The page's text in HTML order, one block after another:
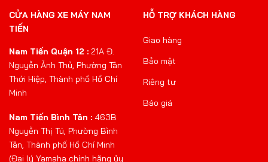
CỬA HÀNG XE MÁY NAM
TIẾN
Nam Tiến Quận 12 : 21A Đ.
Nguyễn Ảnh Thủ, Phường Tân
Thới Hiệp, Thành phố Hồ Chí
Minh
Nam Tiến Bình Tân : 463B
Nguyễn Thị Tú, Phường Bình
Tân, Thành phố Hồ Chí Minh
(Đại lý Yamaha chính hãng ủy
HỖ TRỢ KHÁCH HÀNG
Giao hàng
Bảo mật
Riêng tư
Báo giá